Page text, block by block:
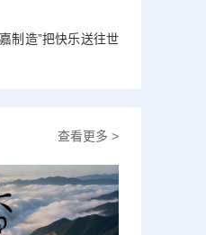
制造”把快乐送往世
查看更多 >